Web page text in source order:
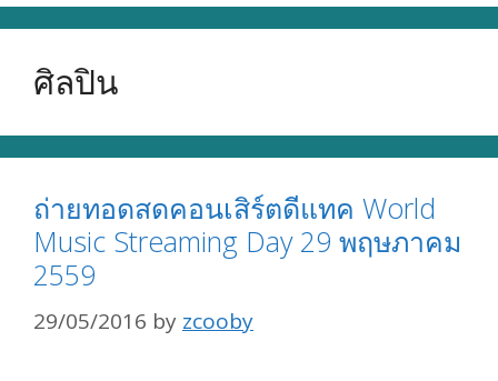
ศิลปิน
ถ่ายทอดสดคอนเสิร์ตดีแทค World
Music Streaming Day 29 พฤษภาคม
2559
29/05/2016 by zcooby